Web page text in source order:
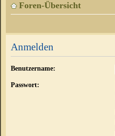
Foren-Übersicht
Anmelden
Benutzername:
Passwort: